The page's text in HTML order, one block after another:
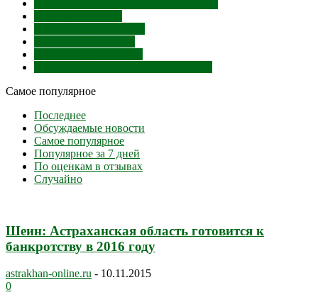
Самое популярное
Последнее
Обсуждаемые новости
Самое популярное
Популярное за 7 дней
По оценкам в отзывах
Случайно
Шеин: Астраханская область готовится к
банкротству в 2016 году
astrakhan-online.ru - 10.11.2015
0